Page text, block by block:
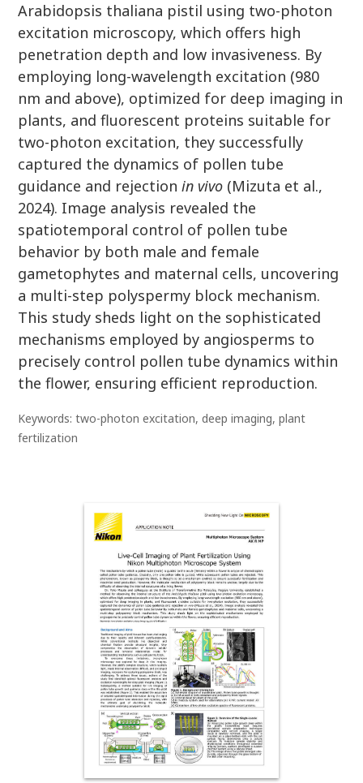
Arabidopsis thaliana pistil using two-photon
excitation microscopy, which offers high
penetration depth and low invasiveness. By
employing long-wavelength excitation (980
nm and above), optimized for deep imaging in
plants, and fluorescent proteins suitable for
two-photon excitation, they successfully
captured the dynamics of pollen tube
guidance and rejectionin vivo (Mizuta et al.,
2024). Image analysis revealed the
spatiotemporal control of pollen tube
behavior by both male and female
gametophytes and maternal cells, uncovering
a multi-step polyspermy block mechanism.
This study sheds light on the sophisticated
mechanisms employed by angiosperms to
precisely control pollen tube dynamics within
the flower, ensuring efficient reproduction.
Keywords: two-photon excitation, deep imaging, plant
fertilization